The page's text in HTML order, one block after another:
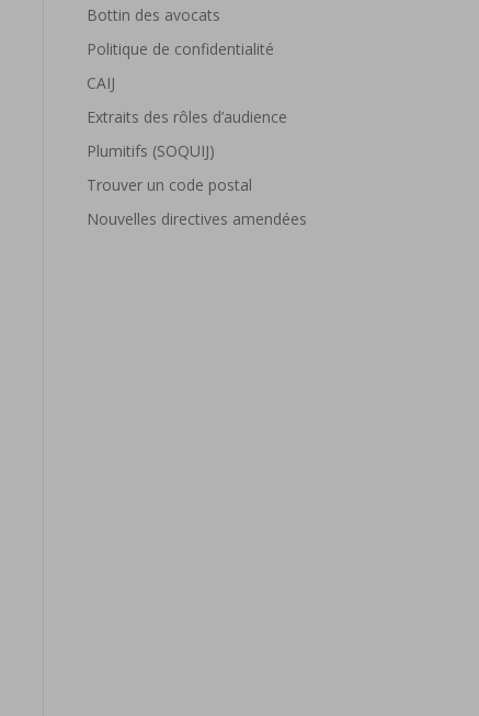
Bottin des avocats
Politique de confidentialité
CAIJ
Extraits des rôles d’audience
Plumitifs (SOQUIJ)
Trouver un code postal
Nouvelles directives amendées